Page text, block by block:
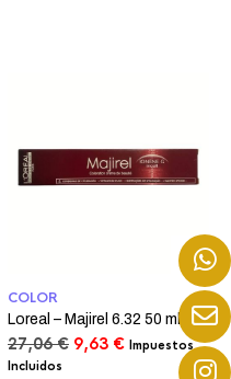
COLOR
Loreal – Majirel 6.32 50 ml
27,06€ El
9,63 €ElImpuestos
Incluidos